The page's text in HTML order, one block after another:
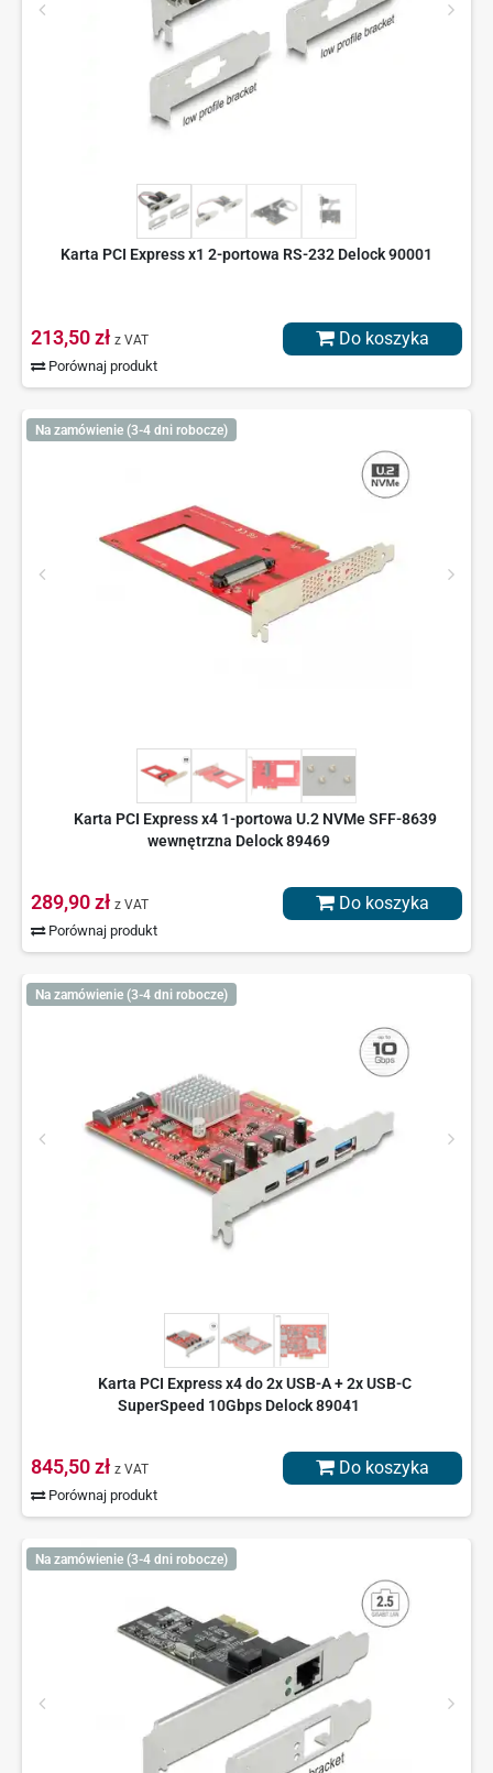
Karta PCI Express x1 2-portowa RS-232 Delock 90001
213,50 zł z VAT
Porównaj produkt
Do koszyka
Na zamówienie (3-4 dni robocze)
Karta PCI Express x4 1-portowa U.2 NVMe SFF-8639
wewnętrzna Delock 89469
289,90 zł z VAT
Porównaj produkt
Do koszyka
Na zamówienie (3-4 dni robocze)
Karta PCI Express x4 do 2x USB-A + 2x USB-C
SuperSpeed 10Gbps Delock 89041
845,50 zł z VAT
Porównaj produkt
Do koszyka
Na zamówienie (3-4 dni robocze)